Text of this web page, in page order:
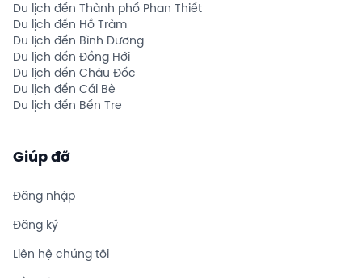
Du lịch đến Thành phố Phan Thiết
Du lịch đến Hồ Tràm
Du lịch đến Bình Dương
Du lịch đến Đồng Hới
Du lịch đến Châu Đốc
Du lịch đến Cái Bè
Du lịch đến Bến Tre
Giúp đỡ
Đăng nhập
Đăng ký
Liên hệ chúng tôi